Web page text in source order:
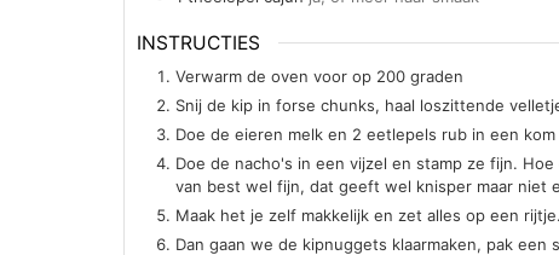
INSTRUCTIES
Verwarm de oven voor op 200 graden
Snij de kip in forse chunks, haal loszittende
Doe de eieren melk en 2 eetlepels rub in een
Doe de nacho's in een vijzel en stamp ze fijn.
van best wel fijn, dat geeft wel knisper maar niet
Maak het je zelf makkelijk en zet alles op een rijtje.
Dan gaan we de kipnuggets klaarmaken, pak